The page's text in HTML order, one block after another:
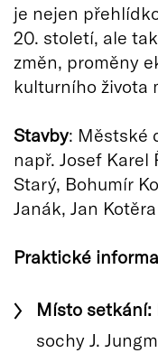
je nejen
20. století, ale
změn, proměny
kulturního života
Stavby: Městské
např. Josef
Starý, Bohumír
Janák, Jan
Praktické
Místo setkání:
sochy J.